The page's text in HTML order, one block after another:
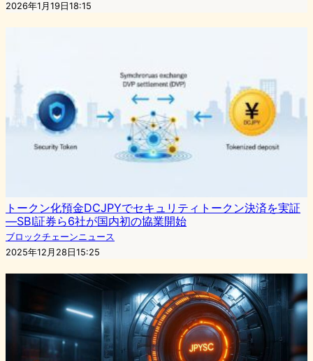
2026年1月19日18:15
トークン化預金DCJPYでセキュリティトークン決済を実証
―SBI証券ら6社が国内初の協業開始
ブロックチェーンニュース
2025年12月28日15:25